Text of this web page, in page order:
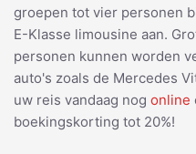
groepen tot vier personen
E-Klasse limousine aan.
personen kunnen worden
auto's zoals de Mercedes
uw reis vandaag nog online
boekingskorting tot 20%!